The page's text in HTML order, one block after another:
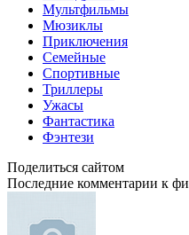
Мультфильмы
Мюзиклы
Приключения
Семейные
Спортивные
Триллеры
Ужасы
Фантастика
Фэнтези
Поделиться сайтом
Последние комментарии к